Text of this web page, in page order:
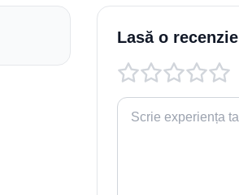
Lasă o recenzie